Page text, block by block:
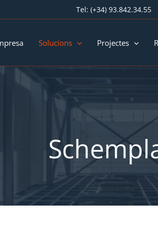
Tel: (+34) 93.842.34.55
Solucions Projectes